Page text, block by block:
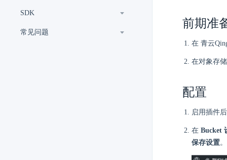
SDK
常见问题
前期准
在 青云
在对象存
配置
启用插件
在 Bucket
保存设置。